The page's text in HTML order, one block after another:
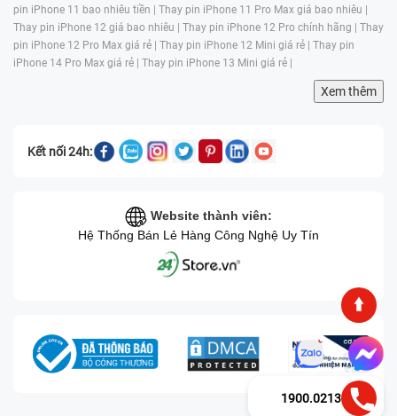
pin iPhone 11 bao nhiêu tiền | Thay pin iPhone 11 Pro Max giá bao nhiêu |
Thay pin iPhone 12 giá bao nhiêu | Thay pin iPhone 12 Pro chính hãng | Thay
pin iPhone 12 Pro Max giá rẻ | Thay pin iPhone 12 Mini giá rẻ | Thay pin
iPhone 14 Pro Max giá rẻ | Thay pin iPhone 13 Mini giá rẻ |
Xem thêm
Kết nối 24h:
Website thành viên:
Hệ Thống Bán Lẻ Hàng Công Nghệ Uy Tín
1900.0213